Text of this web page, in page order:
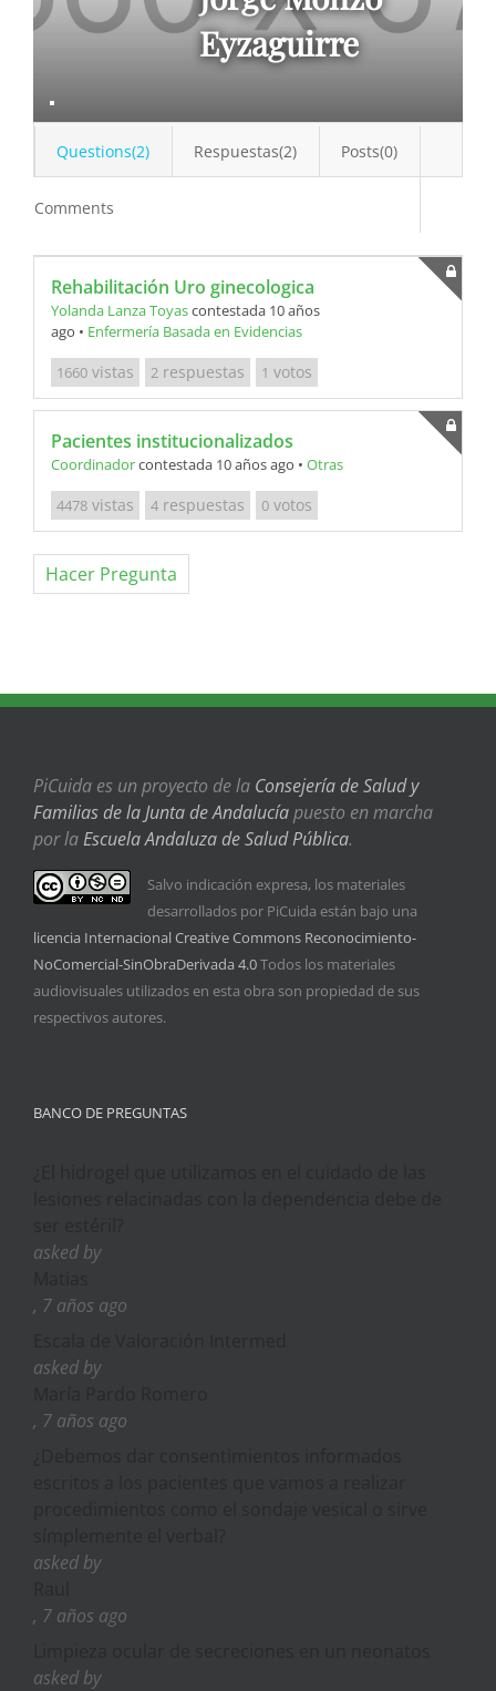
Eyzaguirre
Questions(2) Respuestas(2) Posts(0)
Comments
Rehabilitación Uro ginecologica
Yolanda Lanza Toyascontestada 10 años
ago • Enfermería Basada en Evidencias
1660 vistas 2 respuestas 1 votos
Pacientes institucionalizados
Coordinadorcontestada 10 años ago • Otras
4478 vistas 4 respuestas 0 votos
Hacer Pregunta
PiCuida es un proyecto de la Consejería de Salud y
Familias de la Junta de Andalucíapuesto en marcha
por laEscuela Andaluza de Salud Pública.
Salvo indicación expresa, los materiales
desarrollados por PiCuida están bajo una
licencia Internacional Creative Commons Reconocimiento-
NoComercial-SinObraDerivada 4.0Todos los materiales
audiovisuales utilizados en esta obra son propiedad de sus
respectivos autores.
BANCO DE PREGUNTAS
asked by
, 7 años ago
asked by
, 7 años ago
asked by
, 7 años ago
asked by